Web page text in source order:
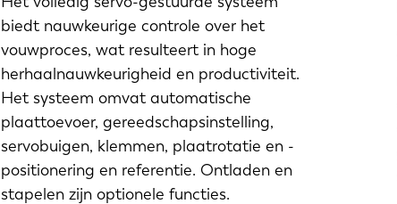
biedt nauwkeurige controle over het
vouwproces, wat resulteert in hoge
herhaalnauwkeurigheid en productiviteit.
Het systeem omvat automatische
plaattoevoer, gereedschapsinstelling,
servobuigen, klemmen, plaatrotatie en -
positionering en referentie. Ontladen en
stapelen zijn optionele functies.